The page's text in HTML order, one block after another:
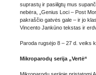
suprastų ir pasiilgtų mus
nebėra, „Genius Loci – Post
pakraščio gatvės gale – ir jo
Vincento Jankūno tekstas ir
Paroda rugsėjo 8 – 27 d. veiks
Mikroparodų serija „Vertė“